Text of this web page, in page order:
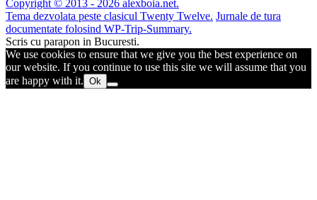
Copyright © 2013 - 2026 alexboia.net.
Tema dezvolata peste clasicul Twenty Twelve. Jurnale de tura
documentate folosind WP-Trip-Summary.
Scris cu parapon in Bucuresti.
We use cookies to ensure that we give you the best experience on
our website. If you continue to use this site we will assume that you
are happy with it. Ok